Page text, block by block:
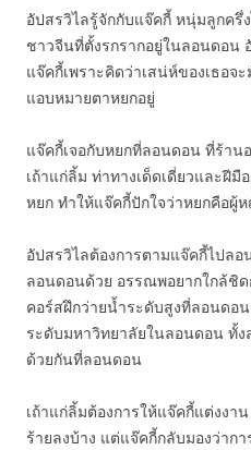
อัปสรวิไลรู้จักกับแจ๊คกี้ หนุ่มลูกครึ่
ชาวจีนที่ตั้งรกรากอยู่ในลอนดอน
แจ๊คกี้เพราะคิดว่าเสน่ห์ของเธอจ
แอบหมายตาหยกอยู่
แจ๊คกี้เจอกับหยกที่ลอนดอน ที่ร้าน
เถ้าแก่ลิ้ม ท่าทางเด็ดเดี่ยวและฝีมื
หยก ทำให้แจ๊คกี้ปักใจว่าหยกคือผู้
อัปสรวิไลต้องการตามแจ๊คกี้ไปล
ลอนดอนด้วย อรรณพอยากใกล้ชิ
คอร์สฝึกว่ายน้ำระดับสูงที่ลอนดอ
ระดับมหาวิทยาลัยในลอนดอน ทั้
ด้วยกันที่ลอนดอน
เถ้าแก่ลิ้มต้องการให้แจ๊คกี้แต่งงา
ร้ายลงบ้าง แต่แจ๊คกี้กลับมองว่าก